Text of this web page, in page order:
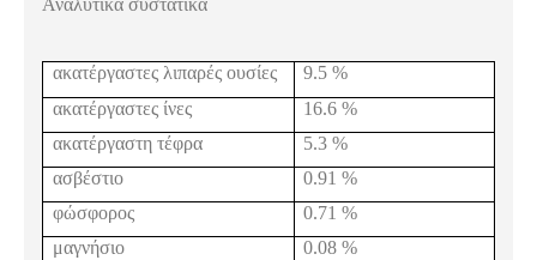
Αναλυτικά συστατικά
ακατέργαστες λιπαρές ουσίες
9.5 %
ακατέργαστες ίνες
16.6 %
ακατέργαστη τέφρα
5.3 %
ασβέστιο
0.91 %
φώσφορος
0.71 %
μαγνήσιο
0.08 %